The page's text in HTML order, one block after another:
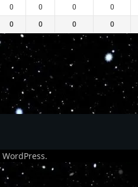
0 0 0 0
0 0 0 0
WordPress.